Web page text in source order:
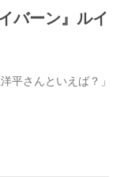
バーン』ルイ
平さんといえば？」